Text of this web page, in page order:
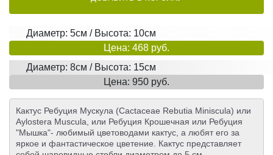
Диаметр: 5см / Высота: 10см
Цена: 468 руб.
Диаметр: 8см / Высота: 15см
Цена: 950 руб.
Кактус Ребуция Мускула (Cactaceae Rebutia Miniscula) или
Aylostera Muscula, или Ребуция Крошечная или Ребуция
"Мышка"- любимый цветоводами кактус, а любят его за
яркое и фантастическое цветение. Кактус представляет